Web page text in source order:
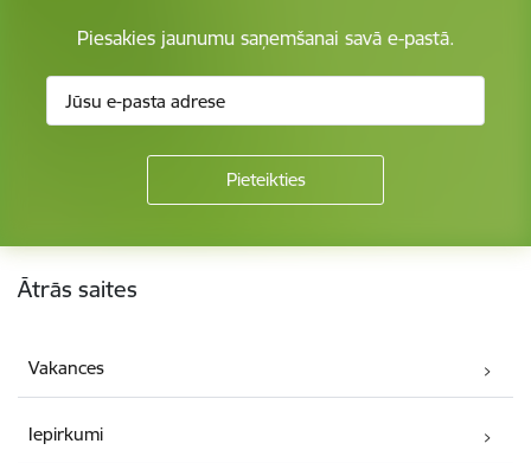
Piesakies jaunumu saņemšanai savā e-pastā.
Kājene
Ātrās saites
Vakances
Iepirkumi